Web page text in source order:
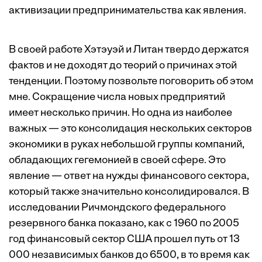
активизации предпринимательства как явления.
В своей работе Хэтэуэй и Литан твердо держатся
фактов и не доходят до теорий о причинах этой
тенденции. Поэтому позвольте поговорить об этом
мне. Сокращение числа новых предприятий
имеет несколько причин. Но одна из наиболее
важных — это консолидация нескольких секторов
экономики в руках небольшой группы компаний,
обладающих гегемонией в своей сфере. Это
явление — ответ на нужды финансового сектора,
который также значительно консолидировался. В
исследовании Ричмондского федерального
резервного банка показано, как с 1960 по 2005
год финансовый сектор США прошел путь от 13
000 независимых банков до 6500, в то время как